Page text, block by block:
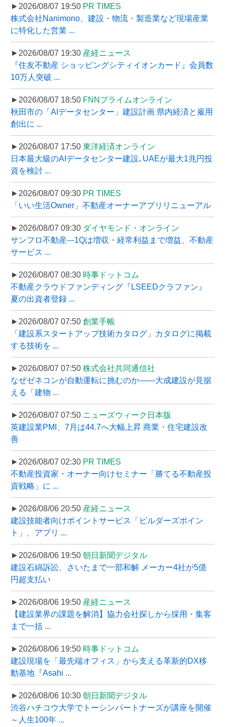
►2026/08/07 19:50 PR TIMES
株式会社Nanimono、建設・物流・製造業など現場産業
に特化した営業 ...
►2026/08/07 19:30 産経ニュース
『住友不動産 ショッピングシティイオンカード』会員数
10万人突破 ...
►2026/08/07 18:50 FNNプライムオンライン
秋田市の「AIデータセンター」建設計画 県内経済と雇用
創出に ...
►2026/08/07 17:50 東洋経済オンライン
日本最大級のAIデータセンター建設､UAEが最大1兆円投
資を検討 ...
►2026/08/07 09:30 PR TIMES
「いい生活Owner」不動産オーナーアプリリニューアル
►2026/08/07 09:30 ダイヤモンド・オンライン
サンフロ不動産---1Qは増収・経常利益まで増益、不動産
サービス ...
►2026/08/07 08:30 時事ドットコム
不動産クラウドファンディング『LSEEDクラファン』
夏の出資者登録 ...
►2026/08/07 07:50 創業手帳
「建設系スタートアップ技術カタログ」カタログに掲載
する技術を ...
►2026/08/07 07:50 株式会社共同通信社
なぜゼネコンが自動運転に挑むのか――大成建設が見据
える「建物 ...
►2026/08/07 07:50 ニューズウィーク日本版
英建設業PMI、7月は44.7へ大幅上昇 商業・住宅建設改
善
►2026/08/07 02:30 PR TIMES
不動産投資家・オーナー向けセミナー「勝てる不動産投
資戦略」に ...
►2026/08/06 20:50 産経ニュース
建設技能者向けポイントサービス「ビルダーズポイン
ト」、アプリ ...
►2026/08/06 19:50 朝日新聞デジタル
建設石綿訴訟、さいたまで一部和解 メーカー4社が5億
円超支払い
►2026/08/06 19:50 産経ニュース
【建設業界の課題を解消】協力会社探しから採用・集客
まで一括 ...
►2026/08/06 19:50 時事ドットコム
建設現場を「最先端オフィス」から支える革新的DX移
動基地『Asahi ...
►2026/08/06 10:30 朝日新聞デジタル
渋谷ハチコウ大学でトーシンパートナーズが講座を開催
～人生100年 ...